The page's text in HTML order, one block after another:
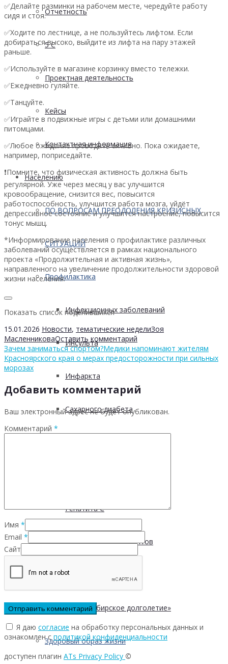
Отчетность
5 С
Проектная деятельность
Кейсы
Контактная информация
Населению
ПО ВОПРОСАМ ПРЕОДОЛЕНИЯ КРИЗИСНЫХ
СИТУАЦИЙ
Профилактика
Инфекционных заболеваний
Инсульта
Инфаркта
Сахарного диабета
Гепатита С
Безопасность пациентов
Школа ХНИЗ
Клуб «Сибирское долголетие»
Здоровый образ жизни
✅Делайте разминки на рабочем месте, чередуйте работу
сидя и стоя.
✅Ходите по лестнице, а не пользуйтесь лифтом. Если
добираться высоко, выйдите из лифта на пару этажей
раньше.
✅Используйте в магазине корзинку вместо тележки.
✅Ежедневно гуляйте.
✅Танцуйте.
✅Играйте в подвижные игры с детьми или домашними
питомцами.
✅Любое ожидание проводите активно. Пока ожидаете,
например, поприседайте.
❗Помните, что физическая активность должна быть
регулярной. Уже через месяц у вас улучшится
кровообращение, снизится вес, повысится
работоспособность, улучшится работа мозга, уйдёт
депрессивное состояние и улучшится настроение, повысится
тонус мышц.
*Информирование населения о профилактике различных
заболеваний осуществляется в рамках национального
проекта «Продолжительная и активная жизнь»,
направленного на увеличение продолжительности здоровой
жизни населения.
Показать список поделившихся
15.01.2026 Новости, тематические неделиЗоя
МасленниковаОставить комментарий
Зачем заниматься спортом?Медики напоминают жителям
Красноярского края о мерах предосторожности при сильных
морозах
Добавить комментарий
Ваш электронный адрес не будет опубликован.
Комментарий *
Имя *
Email *
Сайт
Я даю согласие на обработку персональных данных и
ознакомлен с политикой конфиденциальности
доступен плагин ATs Privacy Policy ©